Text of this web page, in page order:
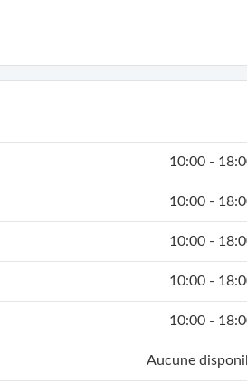
10:00 -
10:00 -
10:00 -
10:00 -
10:00 -
Aucune